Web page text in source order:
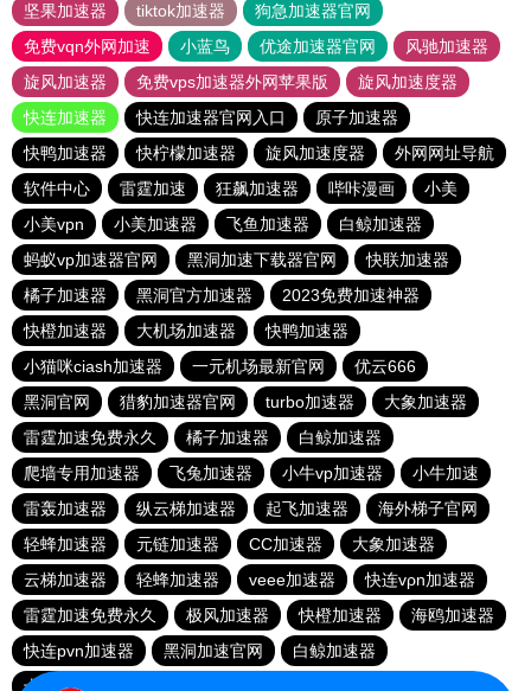
坚果加速器
tiktok加速器
狗急加速器官网
免费vqn外网加速
小蓝鸟 优途加速器官网
风驰加速器
旋风加速器
免费vps加速器外网苹果版
旋风加速度器
快连加速器
快连加速器官网入口
原子加速器
快鸭加速器
快柠檬加速器 旋风加速度器
外网网址导航
软件中心
雷霆加速 狂飙加速器 哔咔漫画
小美
小美vpn
小美加速器 飞鱼加速器
白鲸加速器
蚂蚁vp加速器官网
黑洞加速下载器官网
快联加速器
橘子加速器
黑洞官方加速器
2023免费加速神器
快橙加速器
大机场加速器
快鸭加速器
小猫咪ciash加速器
一元机场最新官网
优云666
黑洞官网
猎豹加速器官网 turbo加速器
大象加速器
雷霆加速免费永久
橘子加速器
白鲸加速器
爬墙专用加速器
飞兔加速器 小牛vp加速器
小牛加速
雷轰加速器
纵云梯加速器 起飞加速器
海外梯子官网
轻蜂加速器
元链加速器 CC加速器
大象加速器
云梯加速器
轻蜂加速器 veee加速器
快连vρn加速器
雷霆加速免费永久
极风加速器 快橙加速器
海鸥加速器
快连pvn加速器
黑洞加速官网
白鲸加速器
十大免费网络加速神器